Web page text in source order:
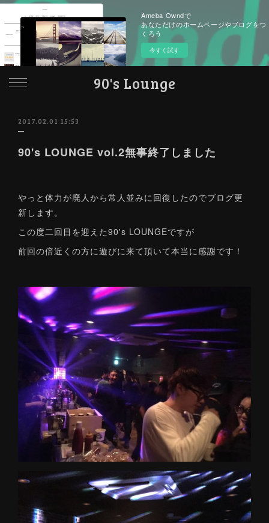
Ameba Owndで
あなただけのホームページやブログをつ
くろう
今すぐ試す
90's Lounge
2017.02.01 15:53
90's LOUNGE vol.2無事終了しました
やっと体力が廃人から常人並みに回復したのでブログ更
新します。
この度二回目を迎えた90's LOUNGEですが
前回の倍近くの方に遊びに来て頂いて本当に感謝です！